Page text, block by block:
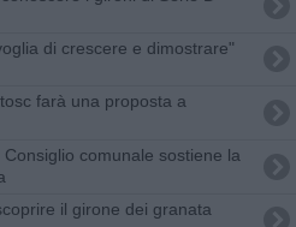
di crescere e dimostrare"
farà una proposta a
comunale sostiene la
il girone dei granata